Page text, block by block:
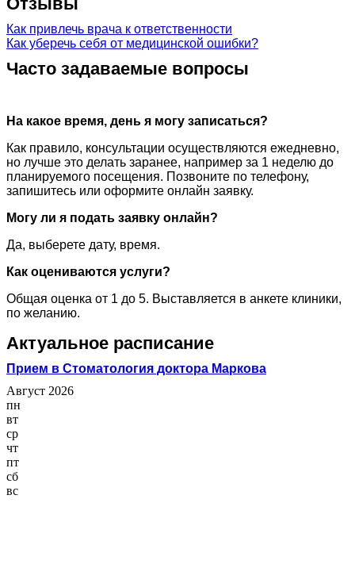
Как привлечь врача к ответственности
Как уберечь себя от медицинской ошибки?
Часто задаваемые вопросы
На какое время, день я могу записаться?
Как правило, консультации осуществляются ежедневно,
но лучше это делать заранее, например за 1 неделю до
планируемого посещения. Позвоните по телефону,
запишитесь или оформите онлайн заявку.
Могу ли я подать заявку онлайн?
Да, выберете дату, время.
Как оцениваются услуги?
Общая оценка от 1 до 5. Выставляется в анкете клиники,
по желанию.
Актуальное расписание
Прием в Стоматология доктора Маркова
Август 2026
пн
вт
ср
чт
пт
сб
вс